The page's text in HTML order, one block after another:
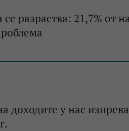
се разраства: 21,7% от
доходите у нас